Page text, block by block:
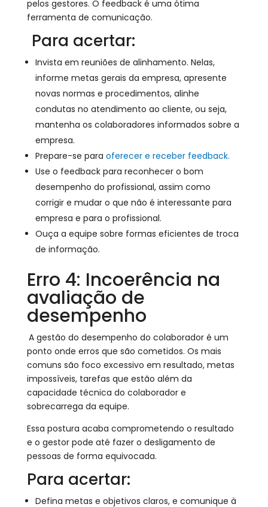
pelos gestores. O feedback é uma ótima
ferramenta de comunicação.
Para acertar:
Invista em reuniões de alinhamento. Nelas,
informe metas gerais da empresa, apresente
novas normas e procedimentos, alinhe
condutas no atendimento ao cliente, ou seja,
mantenha os colaboradores informados sobre a
empresa.
Prepare-se para oferecer e receber feedback.
Use o feedback para reconhecer o bom
desempenho do profissional, assim como
corrigir e mudar o que não é interessante para
empresa e para o profissional.
Ouça a equipe sobre formas eficientes de troca
de informação.
Erro 4: Incoerência na
avaliação de
desempenho
A gestão do desempenho do colaborador é um
ponto onde erros que são cometidos. Os mais
comuns são foco excessivo em resultado, metas
impossíveis, tarefas que estão além da
capacidade técnica do colaborador e
sobrecarrega da equipe.
Essa postura acaba comprometendo o resultado
e o gestor pode até fazer o desligamento de
pessoas de forma equivocada.
Para acertar:
Defina metas e objetivos claros, e comunique à